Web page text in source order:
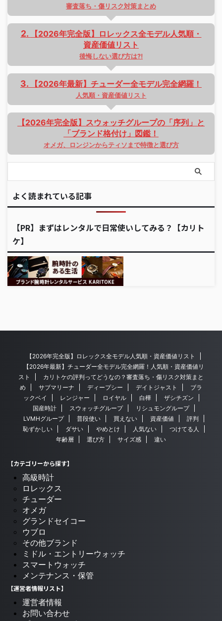
審査落ち・傷リスク対策まとめ
【2026年完全版】ロレックス全モデル人気順・
資産価値リスト
後悔しない選び方は⁈
【2026年最新】チューダー全モデル完全網羅！
人気順・資産価値リスト
【2026年完全版】スウォッチグループの「序列」と
「ブランド格付け」図鑑！
オメガ、ロンジンからティソまで特徴と選び方
よく読まれている記事
【PR】まずはレンタルで日常使いしてみる？【カリト
ケ】
【2026年完全版】ロレックス全モデル人気順・資産価値リスト
【2026年最新】チューダー全モデル完全網羅！人気順・資産価値リ
スト
カリトケの評判ってどうなの？審査落ち・傷リスク対策まと
め
サブマリーナ ディープシー デイトジャスト
ブラ
ックベイ
レンジャー ロイヤル 白樺
ザシチズン
国産時計
スウォッチグループ
リシュモングループ
LVMHグループ
普段使い 買えない 資産価値
評判
恥ずかしい
ダサい やめとけ 人気ない
つけてる人
年齢層
選び方 サイズ感 違い
【カテゴリーから探す】
高級時計
ロレックス
チューダー
オメガ
グランドセイコー
ウブロ
その他ブランド
ミドル・エントリーウォッチ
スマートウォッチ
メンテナンス・保管
【運営者情報リスト】
運営者情報
お問い合わせ